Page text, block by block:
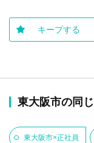
キープする
東大阪市の同
東大阪市×正社員